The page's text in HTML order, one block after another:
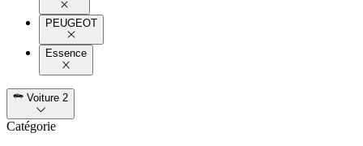
PEUGEOT
Essence
Voiture 2
Catégorie